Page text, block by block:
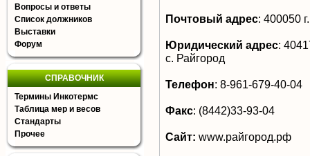
Вопросы и ответы
Список должников
Выставки
Форум
СПРАВОЧНИК
Термины Инкотермс
Таблица мер и весов
Стандарты
Прочее
Почтовый адрес: 400050
Юридический адрес:
с. Райгород
Телефон: 8-961-679-40-04
Факс: (8442)33-93-04
Сайт: www.райгород.рф